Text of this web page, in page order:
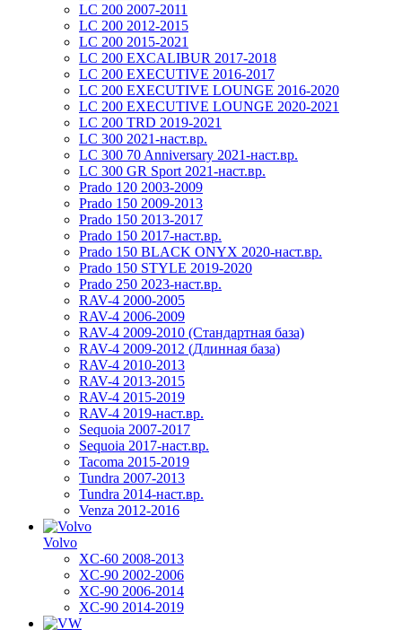
LC 200 2007-2011
LC 200 2012-2015
LC 200 2015-2021
LC 200 EXCALIBUR 2017-2018
LC 200 EXECUTIVE 2016-2017
LC 200 EXECUTIVE LOUNGE 2016-2020
LC 200 EXECUTIVE LOUNGE 2020-2021
LC 200 TRD 2019-2021
LC 300 2021-наст.вр.
LC 300 70 Anniversary 2021-наст.вр.
LC 300 GR Sport 2021-наст.вр.
Prado 120 2003-2009
Prado 150 2009-2013
Prado 150 2013-2017
Prado 150 2017-наст.вр.
Prado 150 BLACK ONYX 2020-наст.вр.
Prado 150 STYLE 2019-2020
Prado 250 2023-наст.вр.
RAV-4 2000-2005
RAV-4 2006-2009
RAV-4 2009-2010 (Стандартная база)
RAV-4 2009-2012 (Длинная база)
RAV-4 2010-2013
RAV-4 2013-2015
RAV-4 2015-2019
RAV-4 2019-наст.вр.
Sequoia 2007-2017
Sequoia 2017-наст.вр.
Tacoma 2015-2019
Tundra 2007-2013
Tundra 2014-наст.вр.
Venza 2012-2016
Volvo
XC-60 2008-2013
XC-90 2002-2006
XC-90 2006-2014
XC-90 2014-2019